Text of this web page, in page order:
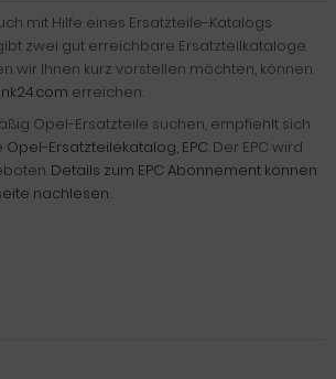
mit Hilfe eines Ersatzteile-Katalogs
zwei gut erreichbare Ersatzteilkataloge.
wir Ihnen kurz vorstellen möchten, können
erreichen.
Opel-Ersatzteile suchen, empfiehlt sich
Opel-Ersatzteilekatalog, EPC. Der EPC wird
Details zum EPC Abonnement können
nachlesen.